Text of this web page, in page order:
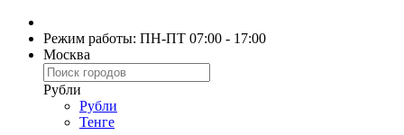
Режим работы: ПН-ПТ 07:00 - 17:00
Москва
Рубли
Рубли
Тенге